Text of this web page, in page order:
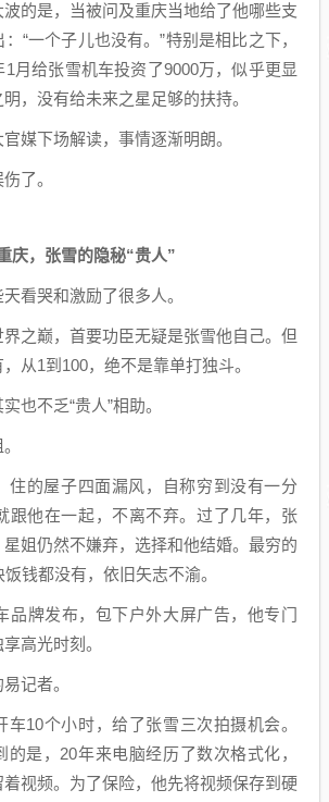
的是，当被问及重庆当地给了他哪些支
“一个子儿也没有。”特别是相比之下，
月给张雪机车投资了9000万，似乎更显
，没有给未来之星足够的扶持。
媒下场解读，事情逐渐明朗。
了。
庆，张雪的隐秘“贵人”
看哭和激励了很多人。
之巅，首要功臣无疑是张雪他自己。但
从1到100，绝不是靠单打独斗。
也不乏“贵人”相助。
住的屋子四面漏风，自称穷到没有一分
跟他在一起，不离不弃。过了几年，张
姐仍然不嫌弃，选择和他结婚。最穷的
钱都没有，依旧矢志不渝。
品牌发布，包下户外大屏广告，他专门
高光时刻。
记者。
车10个小时，给了张雪三次拍摄机会。
的是，20年来电脑经历了数次格式化，
视频。为了保险，他先将视频保存到硬